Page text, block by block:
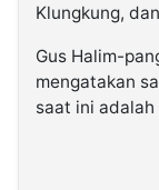
Klungkung,
Gus Halim-
mengatakan
saat ini adalah